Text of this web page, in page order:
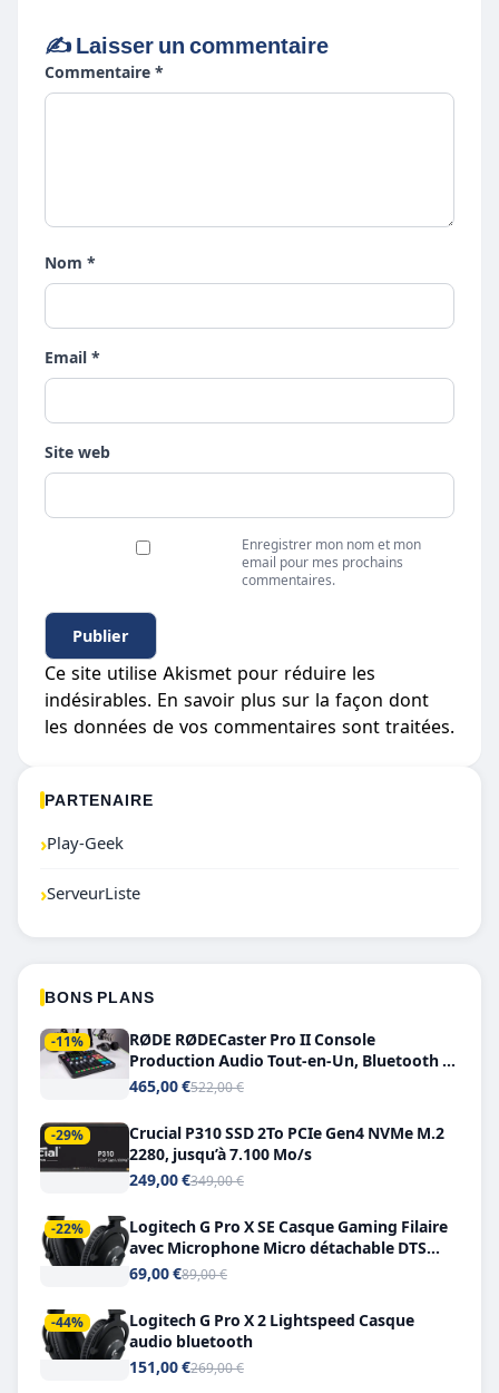
✍️ Laisser un commentaire
Commentaire *
Nom *
Email *
Site web
Enregistrer mon nom et mon
email pour mes prochains
commentaires.
Ce site utilise Akismet pour réduire les
indésirables. En savoir plus sur la façon dont
les données de vos commentaires sont traitées.
PARTENAIRE
›Play-Geek
›ServeurListe
BONS PLANS
-11%
RØDE RØDECaster Pro II Console
Production Audio Tout-en-Un, Bluetooth et
Double USB-C
465,00 €522,00 €
-29%
Crucial P310 SSD 2To PCIe Gen4 NVMe M.2
2280, jusqu’à 7.100 Mo/s
249,00 €349,00 €
-22%
Logitech G Pro X SE Casque Gaming Filaire
avec Microphone Micro détachable DTS
Headphone X 7.1
69,00 €89,00 €
-44%
Logitech G Pro X 2 Lightspeed Casque
audio bluetooth
151,00 €269,00 €